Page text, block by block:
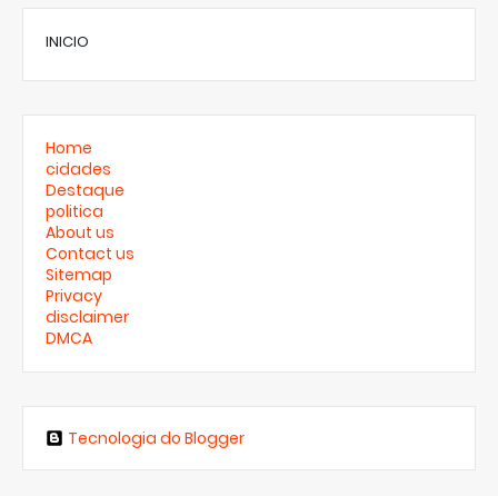
INICIO
Home
cidades
Destaque
politica
About us
Contact us
Sitemap
Privacy
disclaimer
DMCA
Tecnologia do Blogger